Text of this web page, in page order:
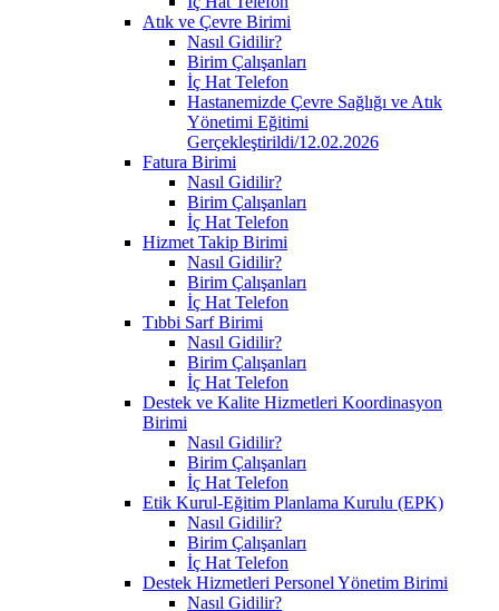
Atık ve Çevre Birimi
Nasıl Gidilir?
Birim Çalışanları
İç Hat Telefon
Hastanemizde Çevre Sağlığı ve Atık
Yönetimi Eğitimi
Gerçekleştirildi/12.02.2026
Fatura Birimi
Nasıl Gidilir?
Birim Çalışanları
İç Hat Telefon
Hizmet Takip Birimi
Nasıl Gidilir?
Birim Çalışanları
İç Hat Telefon
Tıbbi Sarf Birimi
Nasıl Gidilir?
Birim Çalışanları
İç Hat Telefon
Destek ve Kalite Hizmetleri Koordinasyon
Birimi
Nasıl Gidilir?
Birim Çalışanları
İç Hat Telefon
Etik Kurul-Eğitim Planlama Kurulu (EPK)
Nasıl Gidilir?
Birim Çalışanları
İç Hat Telefon
Destek Hizmetleri Personel Yönetim Birimi
Nasıl Gidilir?